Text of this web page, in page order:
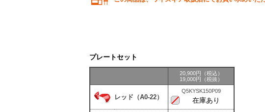
プレートセット
20,900円（税込）
19,000円（税抜）
レッド（A0-22）
Q5KYSK150P09
在庫あり